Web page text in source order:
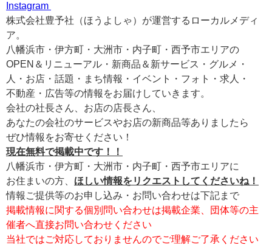
Instagram
株式会社豊予社（ほうよしゃ）が運営するローカルメディ
ア。
八幡浜市・伊方町・大洲市・内子町・西予市エリアの
OPEN＆リニューアル・新商品＆新サービス・グルメ・
人・お店・話題・まち情報・イベント・フォト・求人・
不動産・広告等の情報をお届けしていきます。
会社の社長さん、お店の店長さん、
あなたの会社のサービスやお店の新商品等ありましたら
ぜひ情報をお寄せください！
現在無料で掲載中です！！
八幡浜市・伊方町・大洲市・内子町・西予市エリアに
お住まいの方、 ほしい情報をリクエストしてくださいね！
情報ご提供等のお申し込み・お問い合わせは下記まで
掲載情報に関する個別問い合わせは掲載企業、団体等の主
催者へ直接お問い合わせください
当社ではご対応しておりませんのでご理解ご了承ください